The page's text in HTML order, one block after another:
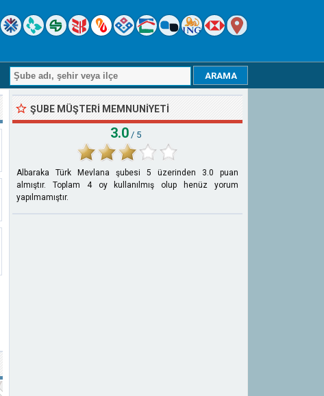
ŞUBE MÜŞTERI MEMNUNIYETI
3.0 / 5
Albaraka Türk Mevlana şubesi 5 üzerinden 3.0 puan
almıştır. Toplam 4oy kullanılmış olup henüz yorum
yapılmamıştır.